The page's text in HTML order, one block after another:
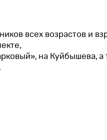
всех возрастов и
на Куйбышева, а